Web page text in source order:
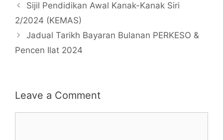
Sijil Pendidikan Awal Kanak-Kanak Siri
2/2024 (KEMAS)
Jadual Tarikh Bayaran Bulanan PERKESO &
Pencen Ilat 2024
Leave a Comment